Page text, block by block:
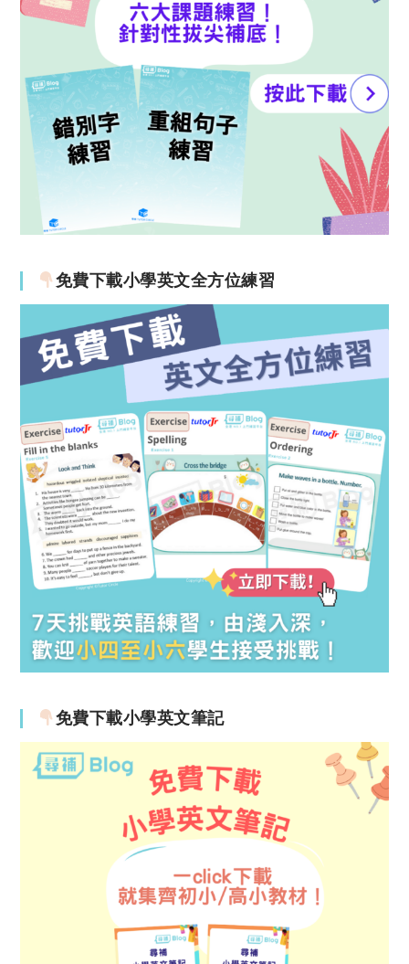
免費下載小學英文全方位練習
免費下載小學英文筆記